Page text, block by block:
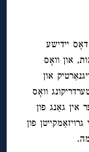
יידישע
און וואָס
און
וואָס
אין גאַנג פון
פון